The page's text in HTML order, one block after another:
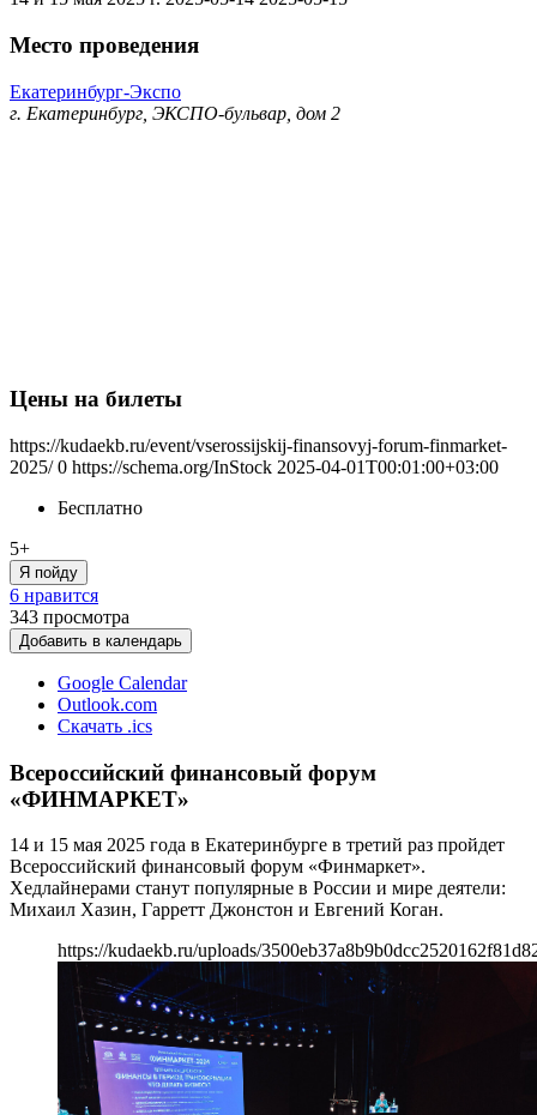
Место проведения
Екатеринбург-Экспо
г. Екатеринбург, ЭКСПО-бульвар, дом 2
Цены на билеты
https://kudaekb.ru/event/vserossijskij-finansovyj-forum-finmarket-
2025/ 0 https://schema.org/InStock 2025-04-01T00:01:00+03:00
Бесплатно
5+
Я пойду
6 нравится
343 просмотра
Добавить в календарь
Google Calendar
Outlook.com
Скачать .ics
Всероссийский финансовый форум
«ФИНМАРКЕТ»
14 и 15 мая 2025 года в Екатеринбурге в третий раз пройдет
Всероссийский финансовый форум «Финмаркет».
Хедлайнерами станут популярные в России и мире деятели:
Михаил Хазин, Гарретт Джонстон и Евгений Коган.
https://kudaekb.ru/uploads/